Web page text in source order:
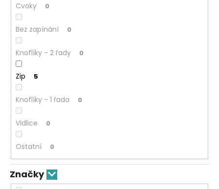
Cvoky 0
Bez zapínání 0
Knoflíky - 2 řady 0
Zip 5
Knoflíky - 1 řada 0
Vidlice 0
Ostatní 0
Značky